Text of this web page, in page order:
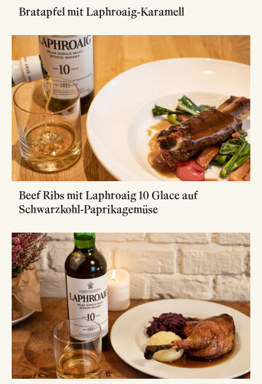
Bratapfel mit Laphroaig-Karamell
Beef Ribs mit Laphroaig 10 Glace auf
Schwarzkohl-Paprikagemüse